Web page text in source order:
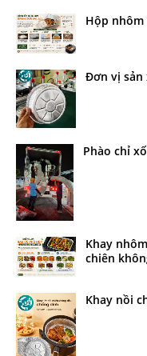
Hộp
Đơn vị sản
Phào chỉ
Khay
chiên
Khay nồi